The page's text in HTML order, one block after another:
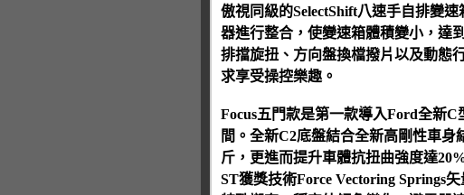
傲視同級的SelectShift八速手自排變
器進行整合，使變速箱體積變小，達
排擋旋扭、方向盤換檔撥片以及動態
求享受操控樂趣。
Focus五門款是第一款導入Ford全新
間。全新C2底盤結合全新高剛性車
斤，更進而提升車體抗扭曲強度達
ST獲獎技術Force Vectoring Springs